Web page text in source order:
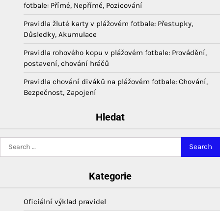
fotbale: Přímé, Nepřímé, Pozicování
Pravidla žluté karty v plážovém fotbale: Přestupky,
Důsledky, Akumulace
Pravidla rohového kopu v plážovém fotbale: Provádění,
postavení, chování hráčů
Pravidla chování diváků na plážovém fotbale: Chování,
Bezpečnost, Zapojení
Hledat
Kategorie
Oficiální výklad pravidel